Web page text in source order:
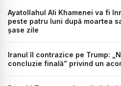
Ayatollahul Ali Khamenei va fi
peste patru luni după moartea
șase zile
Iranul îl contrazice pe Trump:
concluzie finală” privind un